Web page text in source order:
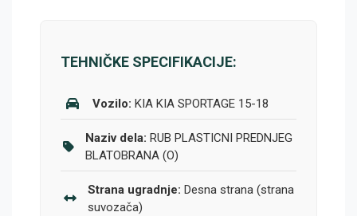
TEHNIČKE SPECIFIKACIJE:
Vozilo: KIA KIA SPORTAGE 15-18
Naziv dela: RUB PLASTICNI PREDNJEG
BLATOBRANA (O)
Strana ugradnje: Desna strana (strana
suvozača)